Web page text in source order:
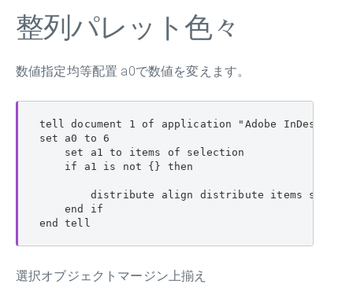
整列パレット色々
数値指定均等配置 a0で数値を変えます。
tell document 1 of application "Adobe InDesign
set a0 to 6
    set a1 to items of selection
    if a1 is not {} then
distribute align distribute items
    end if
end tell
選択オブジェクトマージン上揃え